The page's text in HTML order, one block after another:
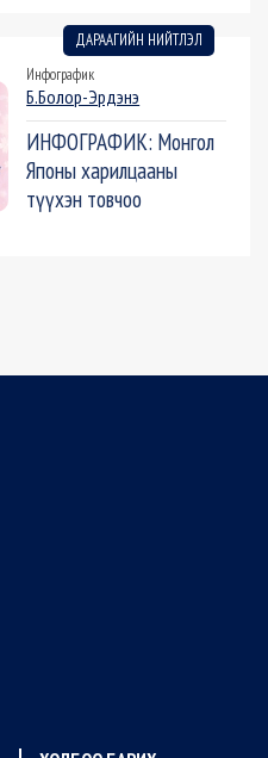
ДАРААГИЙН НИЙТЛЭЛ
Инфографик
Б.Болор-Эрдэнэ
ИНФОГРАФИК: Монгол
Японы харилцааны
түүхэн товчоо